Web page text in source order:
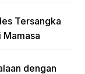
Tersangka
Mamasa
dengan